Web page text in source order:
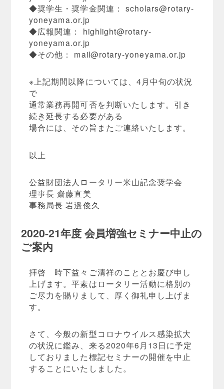
◆奨学生・奨学金関連： scholars@rotary-
yoneyama.or.jp
◆広報関連： highlight@rotary-
yoneyama.or.jp
◆その他： mail@rotary-yoneyama.or.jp
※上記期間以降については、4月中旬の状況
で
通常業務再開可否を判断いたします。引き
続き延長する必要がある
場合には、その旨またご連絡いたします。
以上
公益財団法人ロータリー米山記念奨学会
理事長 齋藤直美
事務局長 岩邉俊久
2020-21年度 会員増強セミナー中止の
ご案内
拝啓 時下益々ご清祥のこととお慶び申し
上げます。平素はロータリー活動に格別の
ご尽力を賜りまして、厚く御礼申し上げま
す。
さて、今般の新型コロナウイルス感染拡大
の状況に鑑み、来る2020年6月13日に予定
しておりました標記セミナーの開催を中止
することにいたしました。